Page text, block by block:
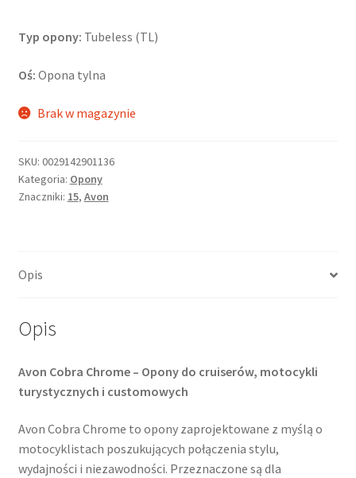
Typ opony: Tubeless (TL)
Oś: Opona tylna
Brak w magazynie
SKU: 0029142901136
Kategoria: Opony
Znaczniki: 15, Avon
Opis
Opis
Avon Cobra Chrome – Opony do cruiserów, motocykli
turystycznych i customowych
Avon Cobra Chrome to opony zaprojektowane z myślą o
motocyklistach poszukujących połączenia stylu,
wydajności i niezawodności. Przeznaczone są dla